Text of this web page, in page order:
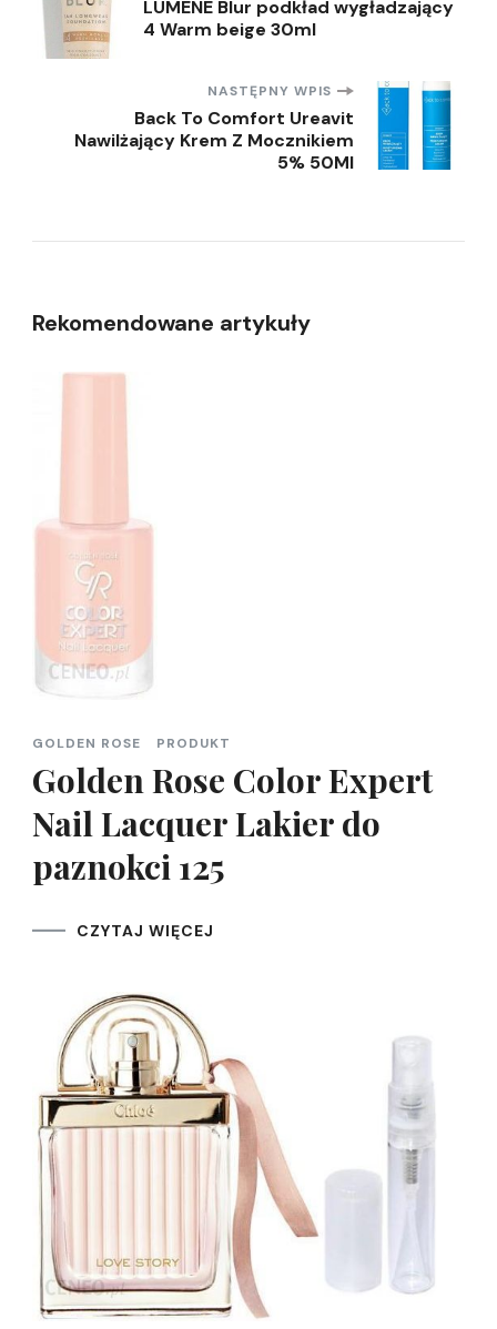
wpisu
LUMENE Blur podkład wygładzający
4 Warm beige 30ml
NASTĘPNY WPIS
Back To Comfort Ureavit
Nawilżający Krem Z Mocznikiem
5% 50Ml
Rekomendowane artykuły
GOLDEN ROSE PRODUKT
Golden Rose Color Expert
Nail Lacquer Lakier do
paznokci 125
CZYTAJ WIĘCEJ